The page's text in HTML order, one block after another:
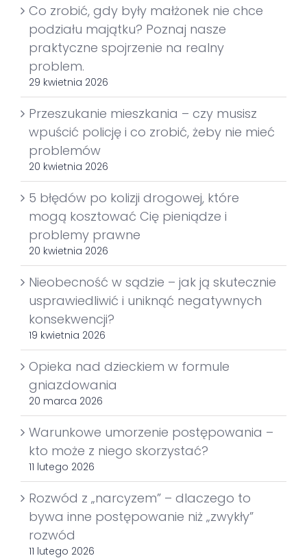
Co zrobić, gdy były małżonek nie chce
podziału majątku? Poznaj nasze
praktyczne spojrzenie na realny
problem.
29 kwietnia 2026
Przeszukanie mieszkania – czy musisz
wpuścić policję i co zrobić, żeby nie mieć
problemów
20 kwietnia 2026
5 błędów po kolizji drogowej, które
mogą kosztować Cię pieniądze i
problemy prawne
20 kwietnia 2026
Nieobecność w sądzie – jak ją skutecznie
usprawiedliwić i uniknąć negatywnych
konsekwencji?
19 kwietnia 2026
Opieka nad dzieckiem w formule
gniazdowania
20 marca 2026
Warunkowe umorzenie postępowania –
kto może z niego skorzystać?
11 lutego 2026
Rozwód z „narcyzem” – dlaczego to
bywa inne postępowanie niż „zwykły”
rozwód
11 lutego 2026